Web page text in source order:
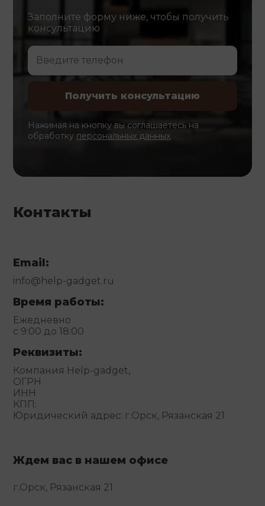
Заполните форму ниже, чтобы получить
консультацию
Нажимая на кнопку вы соглашаетесь на
обработку персональных данных
Контакты
Email:
info@help-gadget.ru
Время работы:
Ежедневно
с 9:00 до 18:00
Реквизиты:
Компания Help-gadget,
ОГРН
ИНН
КПП:
Юридический адрес: г.Орск, Рязанская 21
Ждем вас в нашем офисе
г.Орск, Рязанская 21